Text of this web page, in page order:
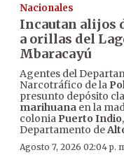
Nacionales
Incautan alijos
a orillas del
Mbaracayú
Agentes del
Narcotráfico de la
presunto depósito
marihuana en la
colonia Puerto Indio
Departamento de
Agosto 7, 2026 02:04 p.